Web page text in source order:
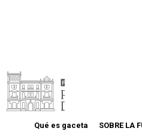
Qué es gaceta SOBRE LA